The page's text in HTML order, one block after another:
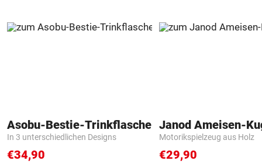
Asobu-Bestie-Trinkflasche
In 3 unterschiedlichen Designs
€34,90
Janod Ameisen-
Motorikspielzeug aus Holz
€29,90